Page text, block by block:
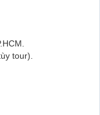
tour).